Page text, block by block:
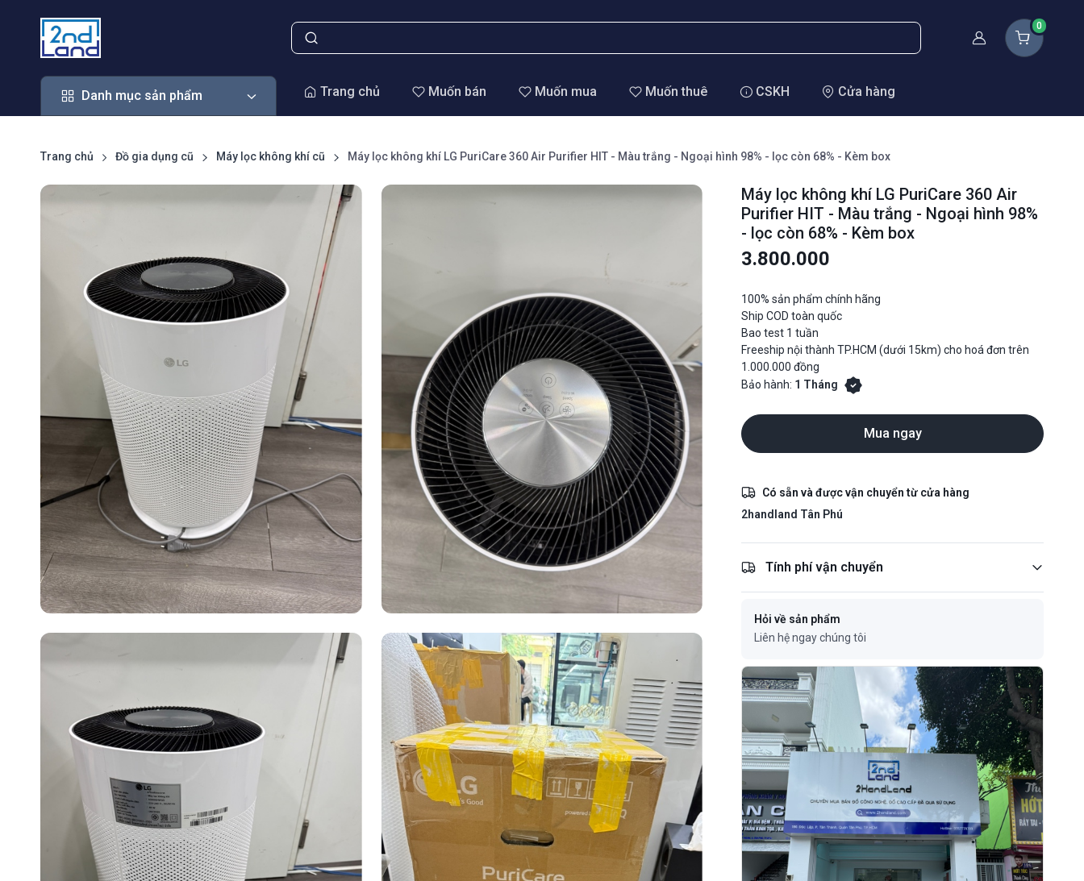
Thành viên
0
Danh mục sản phẩm
Danh mục sản phẩm Trang chủ Muốn bán Muốn mua Muốn thuê CSKH Cửa hàng
Trang chủ Đồ gia dụng cũ Máy lọc không khí cũ Máy lọc không khí LG PuriCare 360 Air Purifier HIT - Màu trắng - Ngoại hình 98% - lọc còn 68% - Kèm box
Máy lọc không khí LG PuriCare 360 Air
Purifier HIT - Màu trắng - Ngoại hình 98%
- lọc còn 68% - Kèm box
3.800.000
100% sản phẩm chính hãng
Ship COD toàn quốc
Bao test 1 tuần
Freeship nội thành TP.HCM (dưới 15km) cho hoá đơn trên
1.000.000 đồng
Bảo hành: 1 Tháng
Mua ngay
Có sẵn và được vận chuyển từ cửa hàng
2handland Tân Phú
Tính phí vận chuyển
Hỏi về sản phẩm
Liên hệ ngay chúng tôi